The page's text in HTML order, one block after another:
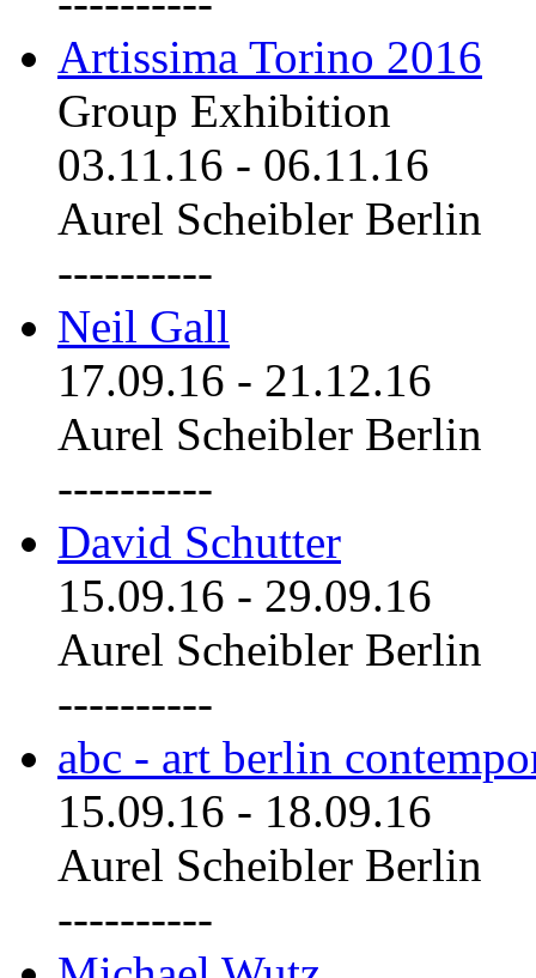
Artissima Torino 2016
Group Exhibition
03.11.16 - 06.11.16
Aurel Scheibler Berlin
----------
Neil Gall
17.09.16 - 21.12.16
Aurel Scheibler Berlin
----------
David Schutter
15.09.16 - 29.09.16
Aurel Scheibler Berlin
----------
abc - art berlin
15.09.16 - 18.09.16
Aurel Scheibler Berlin
----------